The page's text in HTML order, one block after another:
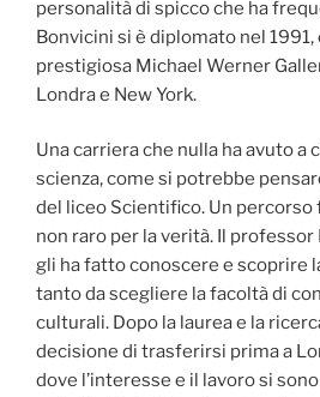
personalità di spicco che ha
Bonvicini si è diplomato nel
prestigiosa Michael Werner
Londra e New York.
Una carriera che nulla ha avuto a
scienza, come si potrebbe
del liceo Scientifico. Un percorso
non raro per la verità. Il professor
gli ha fatto conoscere e scoprire
tanto da scegliere la facoltà di
culturali. Dopo la laurea e la
decisione di trasferirsi prima a
dove l’interesse e il lavoro si